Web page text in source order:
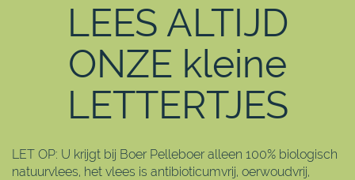
LEES ALTIJD
ONZE kleine
LETTERTJES
LET OP: U krijgt bij Boer Pelleboer alleen 100% biologisch
natuurvlees, het vlees is antibioticumvrij, oerwoudvrij,